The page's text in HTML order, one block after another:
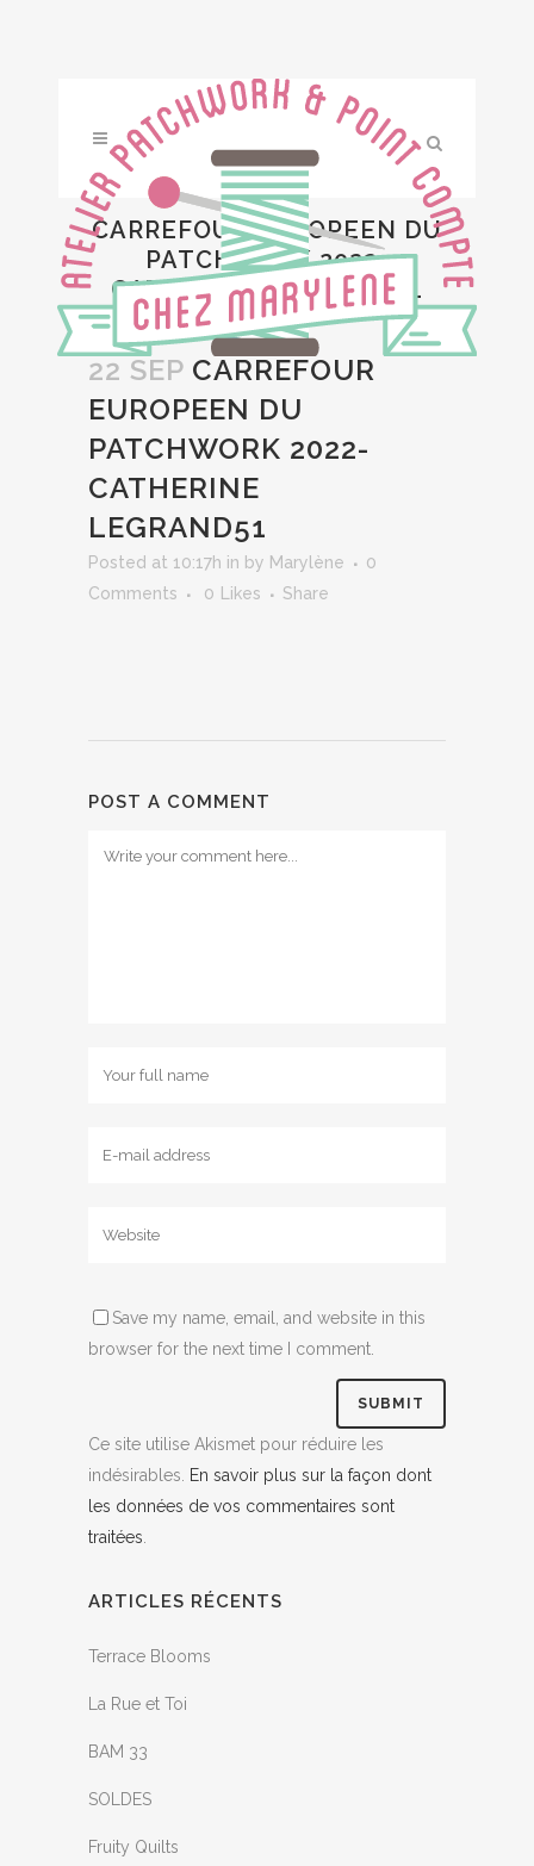
CARREFOUR EUROPEEN DU
PATCHWORK 2022-
CATHERINE LEGRAND51
22 SEP CARREFOUR
EUROPEEN DU
PATCHWORK 2022-
CATHERINE
LEGRAND51
Posted at 10:17h in by Marylène
0
Comments
0 Likes Share
POST A COMMENT
Save my name, email, and website in this
browser for the next time I comment.
Ce site utilise Akismet pour réduire les
indésirables.
En savoir plus sur la façon dont
les données de vos commentaires sont
traitées
ARTICLES RÉCENTS
Terrace Blooms
La Rue et Toi
BAM 33
SOLDES
Fruity Quilts